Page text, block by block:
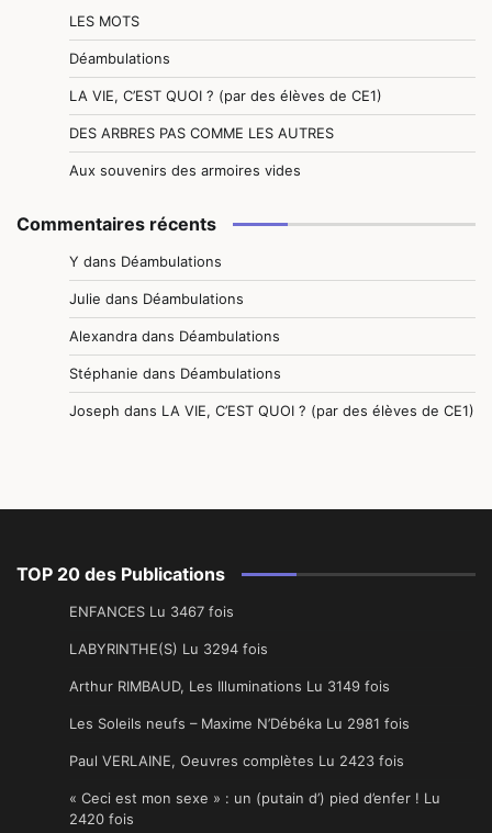
LES MOTS
Déambulations
LA VIE, C’EST QUOI ? (par des élèves de CE1)
DES ARBRES PAS COMME LES AUTRES
Aux souvenirs des armoires vides
Commentaires récents
Y dans Déambulations
Julie dans Déambulations
Alexandra dans Déambulations
Stéphanie dans Déambulations
Joseph dans LA VIE, C’EST QUOI ? (par des élèves de CE1)
TOP 20 des Publications
ENFANCES Lu 3467 fois
LABYRINTHE(S) Lu 3294 fois
Arthur RIMBAUD, Les Illuminations Lu 3149 fois
Les Soleils neufs – Maxime N’Débéka Lu 2981 fois
Paul VERLAINE, Oeuvres complètes Lu 2423 fois
« Ceci est mon sexe » : un (putain d’) pied d’enfer ! Lu
2420 fois